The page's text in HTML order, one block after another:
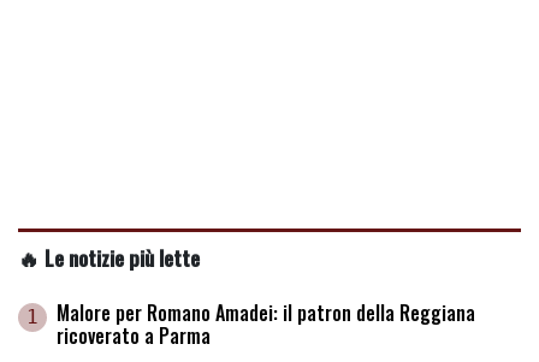
🔥 Le notizie più lette
1 Malore per Romano Amadei: il patron della Reggiana
ricoverato a Parma